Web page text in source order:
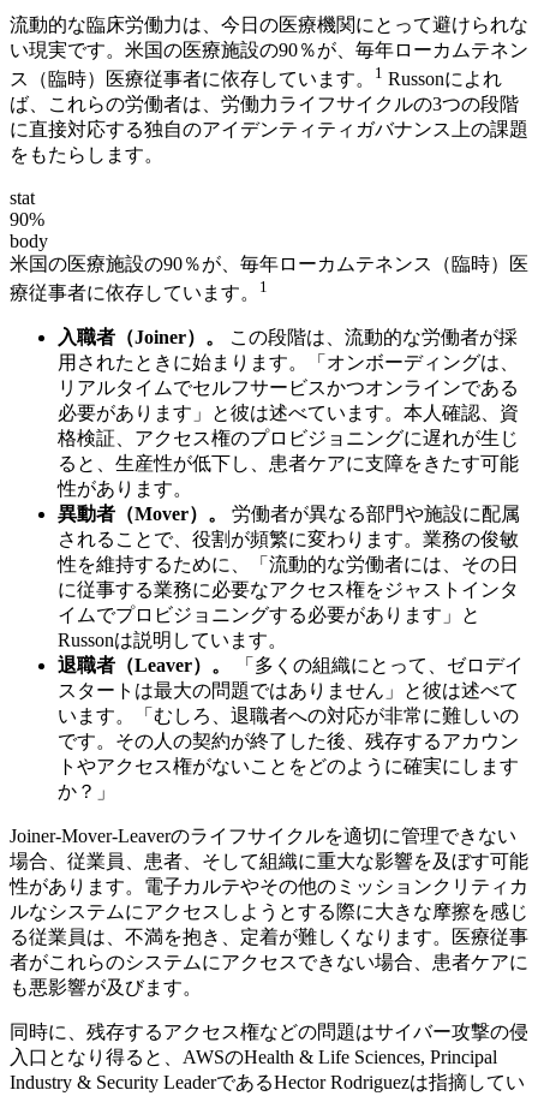
流動的な臨床労働力は、今日の医療機関にとって避けられな
い現実です。米国の医療施設の90％が、毎年ローカムテネン
ス（臨時）医療従事者に依存しています。
1 Russonによれ
ば、これらの労働者は、労働力ライフサイクルの3つの段階
に直接対応する独自のアイデンティティガバナンス上の課題
をもたらします。
stat
90%
body
米国の医療施設の90％が、毎年ローカムテネンス（臨時）医
療従事者に依存しています。
1
入職者（Joiner）。
この段階は、流動的な労働者が採
用されたときに始まります。「オンボーディングは、
リアルタイムでセルフサービスかつオンラインである
必要があります」と彼は述べています。本人確認、資
格検証、アクセス権のプロビジョニングに遅れが生じ
ると、生産性が低下し、患者ケアに支障をきたす可能
性があります。
異動者（Mover）。
労働者が異なる部門や施設に配属
されることで、役割が頻繁に変わります。業務の俊敏
性を維持するために、「流動的な労働者には、その日
に従事する業務に必要なアクセス権をジャストインタ
イムでプロビジョニングする必要があります」と
Russonは説明しています。
退職者（Leaver）。
「多くの組織にとって、ゼロデイ
スタートは最大の問題ではありません」と彼は述べて
います。「むしろ、退職者への対応が非常に難しいの
です。その人の契約が終了した後、残存するアカウン
トやアクセス権がないことをどのように確実にします
か？」
Joiner-Mover-Leaverのライフサイクルを適切に管理できない
場合、従業員、患者、そして組織に重大な影響を及ぼす可能
性があります。電子カルテやその他のミッションクリティカ
ルなシステムにアクセスしようとする際に大きな摩擦を感じ
る従業員は、不満を抱き、定着が難しくなります。医療従事
者がこれらのシステムにアクセスできない場合、患者ケアに
も悪影響が及びます。
同時に、残存するアクセス権などの問題はサイバー攻撃の侵
入口となり得ると、AWSのHealth & Life Sciences, Principal
Industry & Security LeaderであるHector Rodriguezは指摘してい